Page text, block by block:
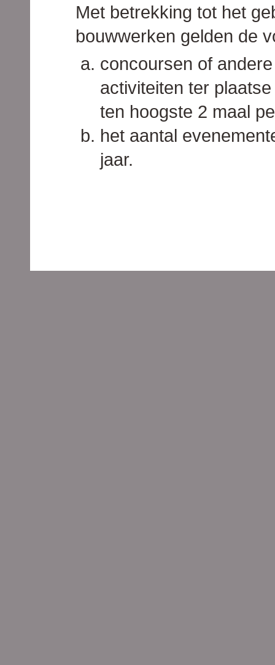
Met betrekking tot het
bouwwerken gelden de
concoursen of
activiteiten ter
ten hoogste 2 maal
het aantal
jaar.